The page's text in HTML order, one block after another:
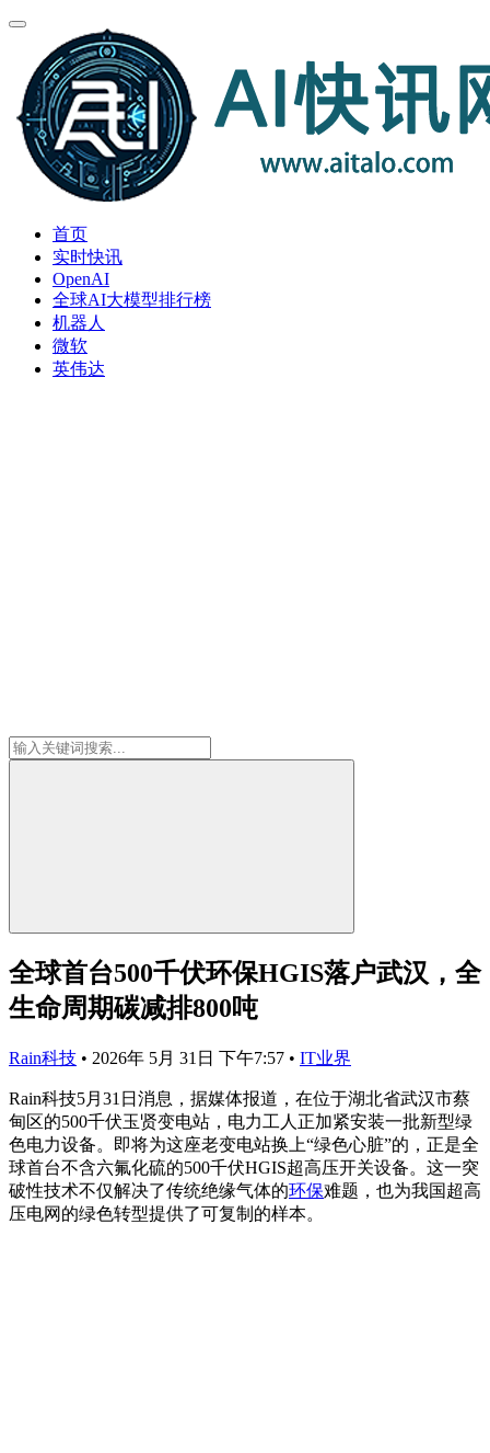
首页
实时快讯
OpenAI
全球AI大模型排行榜
机器人
微软
英伟达
全球首台500千伏环保HGIS落户武汉，全
生命周期碳减排800吨
Rain科技 • 2026年 5月 31日 下午7:57 • IT业界
Rain科技5月31日消息，据媒体报道，在位于湖北省武汉市蔡
甸区的500千伏玉贤变电站，电力工人正加紧安装一批新型绿
色电力设备。即将为这座老变电站换上“绿色心脏”的，正是全
球首台不含六氟化硫的500千伏HGIS超高压开关设备。这一突
破性技术不仅解决了传统绝缘气体的环保难题，也为我国超高
压电网的绿色转型提供了可复制的样本。